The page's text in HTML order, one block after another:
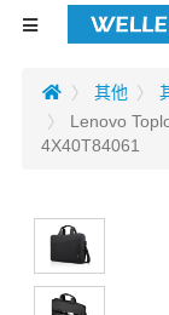
其他
Lenovo
4X40T84061